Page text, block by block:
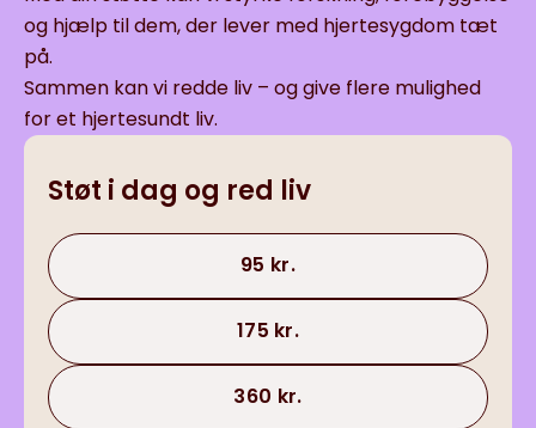
og hjælp til dem, der lever med hjertesygdom tæt
på.
Sammen kan vi redde liv – og give flere mulighed
for et hjertesundt liv.
Støt i dag og red liv
95 kr.
175 kr.
360 kr.